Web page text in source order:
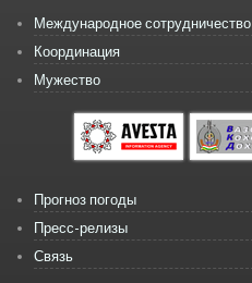
Международное сотрудничество
Координация
Мужество
Прогноз погоды
Пресс-релизы
Связь